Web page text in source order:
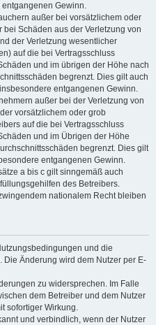
Gewinn.
außer bei vorsätzlichem oder
Schäden aus der Verletzung von
der Verletzung wesentlicher
auf die bei Vertragsschluss
und im übrigen der Höhe nach
begrenzt. Dies gilt auch
entgangenen Gewinn.
außer bei der Verletzung von
vorsätzlichem oder grob
auf die bei Vertragsschluss
und im Übrigen der Höhe
begrenzt. Dies gilt
entgangenen Gewinn.
a bis c gilt sinngemäß auch
des Betreibers.
nationalem Recht bleiben
und die
Änderung wird dem Nutzer per E-
zu widersprechen. Im Falle
dem Betreiber und dem Nutzer
sofortiger Wirkung.
und verbindlich, wenn der Nutzer